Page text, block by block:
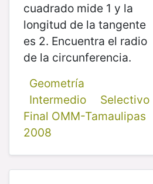
cuadrado mide 1 y la
longitud de la tangente
es 2. Encuentra el radio
de la circunferencia.
Geometría
Intermedio
Selectivo
Final OMM-Tamaulipas
2008